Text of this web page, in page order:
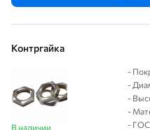
Контргайка
В наличии
-
-
-
-
-